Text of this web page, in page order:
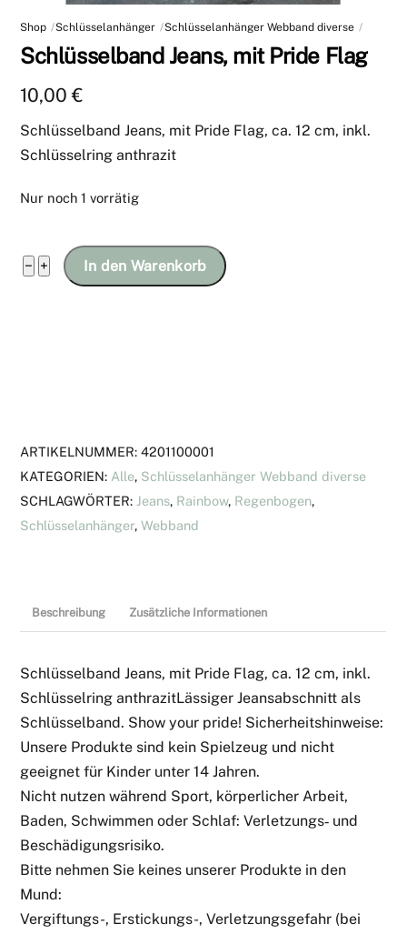
Shop Schlüsselanhänger Schlüsselanhänger Webband diverse
Schlüsselband Jeans, mit Pride Flag
10,00€
Schlüsselband Jeans, mit Pride Flag, ca. 12 cm, inkl.
Schlüsselring anthrazit
Nur noch 1 vorrätig
− Schlüsselband
Jeans,
+ In den Warenkorb
ARTIKELNUMMER:4201100001
KATEGORIEN: Alle, Schlüsselanhänger Webband diverse
SCHLAGWÖRTER: Jeans, Rainbow, Regenbogen,
Schlüsselanhänger,Webband
Beschreibung Zusätzliche Informationen
Schlüsselband Jeans, mit Pride Flag, ca. 12 cm, inkl.
Schlüsselring anthrazitLässiger Jeansabschnitt als
Schlüsselband. Show your pride! Sicherheitshinweise:
Unsere Produkte sind kein Spielzeug und nicht
geeignet für Kinder unter 14 Jahren.
Nicht nutzen während Sport, körperlicher Arbeit,
Baden, Schwimmen oder Schlaf: Verletzungs‑ und
Beschädigungsrisiko.
Bitte nehmen Sie keines unserer Produkte in den
Mund:
Vergiftungs-, Erstickungs-, Verletzungsgefahr (bei